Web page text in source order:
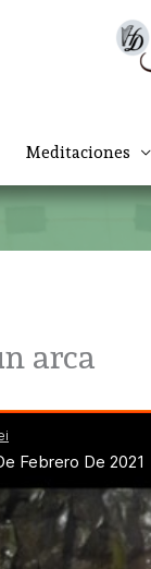
Meditaciones
arca